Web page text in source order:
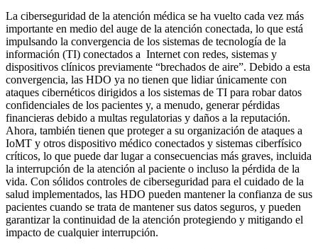
La ciberseguridad de la atención médica se ha vuelto cada vez más
importante en medio del auge de la atención conectada, lo que está
impulsando la convergencia de los sistemas de tecnología de la
información (TI) conectados a Internet con redes, sistemas y
dispositivos clínicos previamente “brechados de aire”. Debido a esta
convergencia, las HDO ya no tienen que lidiar únicamente con
ataques cibernéticos dirigidos a los sistemas de TI para robar datos
confidenciales de los pacientes y, a menudo, generar pérdidas
financieras debido a multas regulatorias y daños a la reputación.
Ahora, también tienen que proteger a su organización de ataques a
IoMT y otros dispositivo médico conectados y sistemas ciberfísico
críticos, lo que puede dar lugar a consecuencias más graves, incluida
la interrupción de la atención al paciente o incluso la pérdida de la
vida. Con sólidos controles de ciberseguridad para el cuidado de la
salud implementados, las HDO pueden mantener la confianza de sus
pacientes cuando se trata de mantener sus datos seguros, y pueden
garantizar la continuidad de la atención protegiendo y mitigando el
impacto de cualquier interrupción.